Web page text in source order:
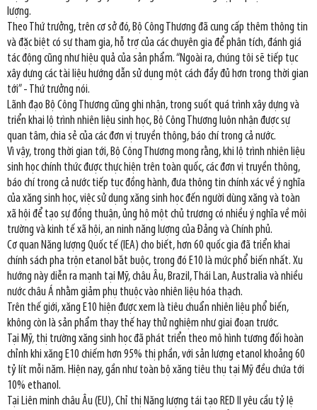
lượng.
Theo Thứ trưởng, trên cơ sở đó, Bộ Công Thương đã cung cấp thêm thông tin
và đặc biệt có sự tham gia, hỗ trợ của các chuyên gia để phân tích, đánh giá
tác động cũng như hiệu quả của sản phẩm. “Ngoài ra, chúng tôi sẽ tiếp tục
xây dựng các tài liệu hướng dẫn sử dụng một cách đầy đủ hơn trong thời gian
tới” - Thứ trưởng nói.
Lãnh đạo Bộ Công Thương cũng ghi nhận, trong suốt quá trình xây dựng và
triển khai lộ trình nhiên liệu sinh học, Bộ Công Thương luôn nhận được sự
quan tâm, chia sẻ của các đơn vị truyền thông, báo chí trong cả nước.
Vì vậy, trong thời gian tới, Bộ Công Thương mong rằng, khi lộ trình nhiên liệu
sinh học chính thức được thực hiện trên toàn quốc, các đơn vị truyền thông,
báo chí trong cả nước tiếp tục đồng hành, đưa thông tin chính xác về ý nghĩa
của xăng sinh học, việc sử dụng xăng sinh học đến người dùng xăng và toàn
xã hội để tạo sự đồng thuận, ủng hộ một chủ trương có nhiều ý nghĩa về môi
trường và kinh tế xã hội, an ninh năng lượng của Đảng và Chính phủ.
Cơ quan Năng lượng Quốc tế (IEA) cho biết, hơn 60 quốc gia đã triển khai
chính sách pha trộn etanol bắt buộc, trong đó E10 là mức phổ biến nhất. Xu
hướng này diễn ra mạnh tại Mỹ, châu Âu, Brazil, Thái Lan, Australia và nhiều
nước châu Á nhằm giảm phụ thuộc vào nhiên liệu hóa thạch.
Trên thế giới, xăng E10 hiện được xem là tiêu chuẩn nhiên liệu phổ biến,
không còn là sản phẩm thay thế hay thử nghiệm như giai đoạn trước.
Tại Mỹ, thị trường xăng sinh học đã phát triển theo mô hình tương đối hoàn
chỉnh khi xăng E10 chiếm hơn 95% thị phần, với sản lượng etanol khoảng 60
tỷ lít mỗi năm. Hiện nay, gần như toàn bộ xăng tiêu thụ tại Mỹ đều chứa tới
10% ethanol.
Tại Liên minh châu Âu (EU), Chỉ thị Năng lượng tái tạo RED II yêu cầu tỷ lệ